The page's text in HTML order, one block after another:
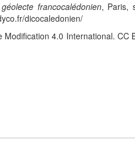
francocalédonien, Paris,
dicocaledonien/
4.0 International. CC